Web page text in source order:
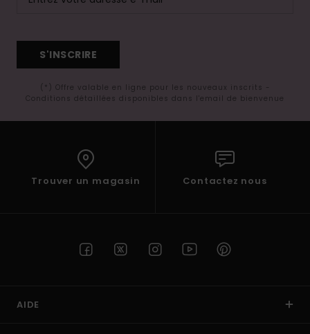
S'INSCRIRE
(*) Offre valable en ligne pour les nouveaux inscrits -
Conditions détaillées disponibles dans l'email de bienvenue
Trouver un magasin Contactez nous
AIDE